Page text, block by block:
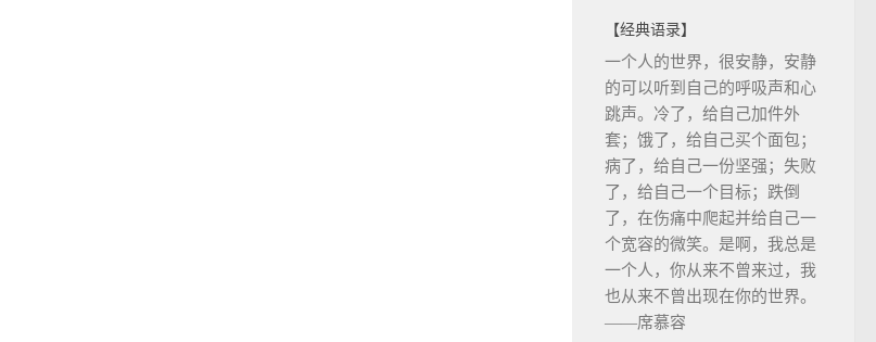
【经典语录】
一个人的世界，很安静，安静
的可以听到自己的呼吸声和心
跳声。冷了，给自己加件外
套；饿了，给自己买个面包；
病了，给自己一份坚强；失败
了，给自己一个目标；跌倒
了，在伤痛中爬起并给自己一
个宽容的微笑。是啊，我总是
一个人，你从来不曾来过，我
也从来不曾出现在你的世界。
——席慕容